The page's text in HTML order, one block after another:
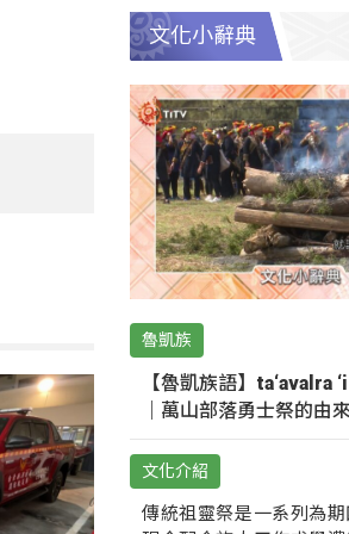
文化小辭典
魯凱族
【魯凱族語】ta‘avalra
｜萬山部落勇士祭的由來
文化介紹
傳統祖靈祭是一系列為期